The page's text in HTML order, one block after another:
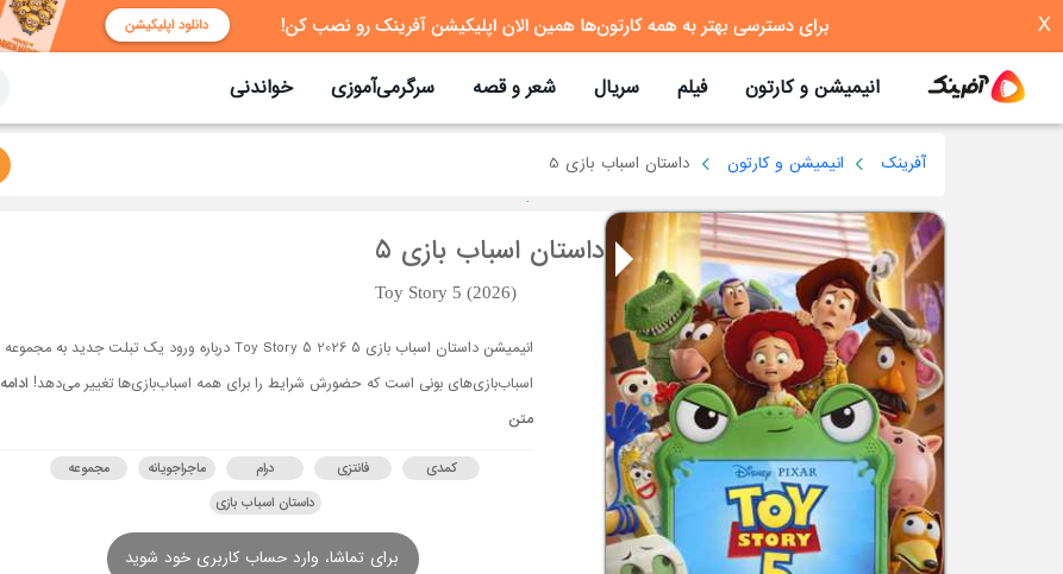
X
انیمیشن و کارتون فیلم سریال شعر و قصه سرگرمی‌آموزی خواندنی
آفرینک انیمیشن و کارتون داستان اسباب بازی 5
داستان اسباب بازی 5
Toy Story 5 (2026)
انیمیشن داستان اسباب بازی 5 Toy Story 5 2026 درباره ورود یک تبلت جدید به مجموعه
اسباب‌بازی‌های بونی است که حضورش شرایط را برای همه اسباب‌بازی‌ها تغییر می‌دهد! ادامه
متن
کمدی فانتزی درام ماجراجویانه
مجموعه
داستان اسباب بازی
برای تماشا، وارد حساب کاربری خود شوید